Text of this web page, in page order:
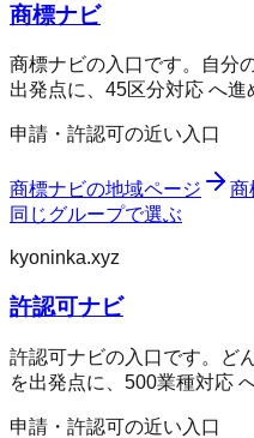
商標ナビ
商標ナビの入口です。自分
出発点に、45区分対応 へ
申請・許認可の近い入口
商標ナビの地域ページ 商
同じグループで選ぶ
kyoninka.xyz
許認可ナビ
許認可ナビの入口です。ど
を出発点に、500業種対応
申請・許認可の近い入口